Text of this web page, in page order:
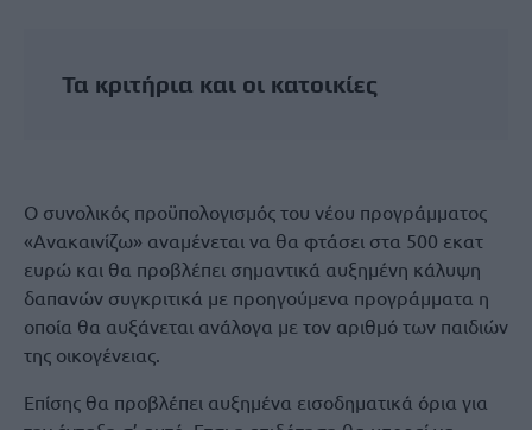
Τα κριτήρια και οι κατοικίες
Ο συνολικός προϋπολογισμός του νέου προγράμματος
«Ανακαινίζω» αναμένεται να θα φτάσει στα 500 εκατ
ευρώ και θα προβλέπει σημαντικά αυξημένη κάλυψη
δαπανών συγκριτικά με προηγούμενα προγράμματα η
οποία θα αυξάνεται ανάλογα με τον αριθμό των παιδιών
της οικογένειας.
Επίσης θα προβλέπει αυξημένα εισοδηματικά όρια για